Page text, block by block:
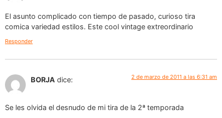
El asunto complicado con tiempo de pasado, curioso tira
comica variedad estilos. Este cool vintage extreordinario
Responder
BORJA dice: 2 de marzo de 2011 a las 6:31 am
Se les olvida el desnudo de mi tira de la 2ª temporada